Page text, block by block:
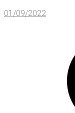
01/09/2022